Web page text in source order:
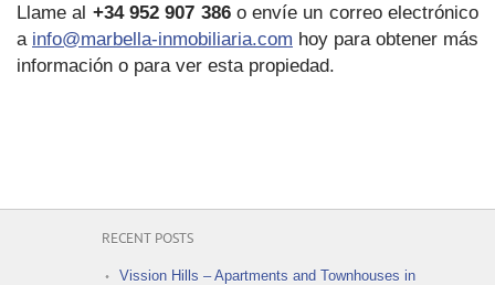
Llame al +34 952 907 386o envíe un correo electrónico
a info@marbella-inmobiliaria.com hoy para obtener más
información o para ver esta propiedad.
RECENT POSTS
Vission Hills – Apartments and Townhouses in